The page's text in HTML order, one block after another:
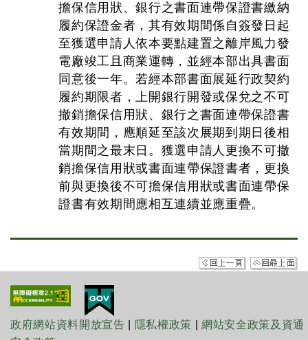
擔保信用狀、銀行之書面連帶保證書繳納
履約保證金者，其有效期間係自簽發日起
至獲選申請人依本要點建置之離岸風力發
電廠竣工且商業運轉，並經本部出具書面
同意後一年。若經本部書面展延行政契約
履約期限者，上開銀行開發或保兌之不可
撤銷擔保信用狀、銀行之書面連帶保證書
有效期間，應順延至該次展期到期日後相
當期間之最末日。獲選申請人更換不可撤
銷擔保信用狀或書面連帶保證書者，更換
前與更換後不可擔保信用狀或書面連帶保
證書有效期間應相互連續並應重疊。
政府網站資料開放宣告 隱私權政策 |網站安全政策及資通